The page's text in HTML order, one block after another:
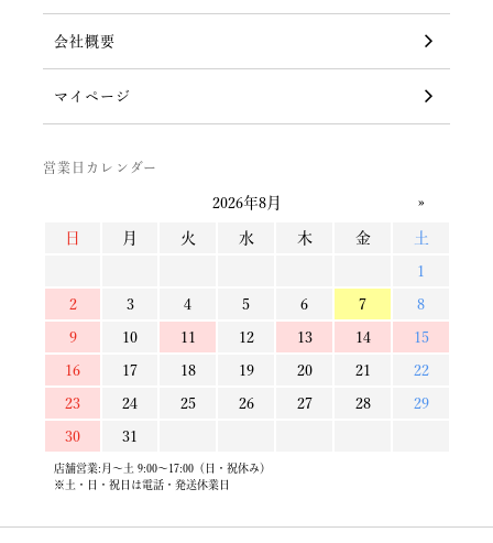
会社概要
マイページ
営業日カレンダー